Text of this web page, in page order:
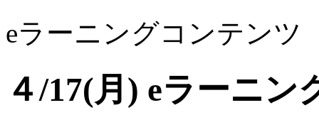
eラーニングコンテンツ
４/17(月) eラーニン